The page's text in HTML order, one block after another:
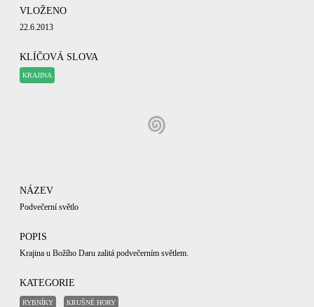
VLOŽENO
22.6.2013
KLÍČOVÁ SLOVA
KRAJINA
NÁZEV
Podvečerní světlo
POPIS
Krajina u Božího Daru zalitá podvečerním světlem.
KATEGORIE
RYBNÍKY KRUŠNÉ HORY